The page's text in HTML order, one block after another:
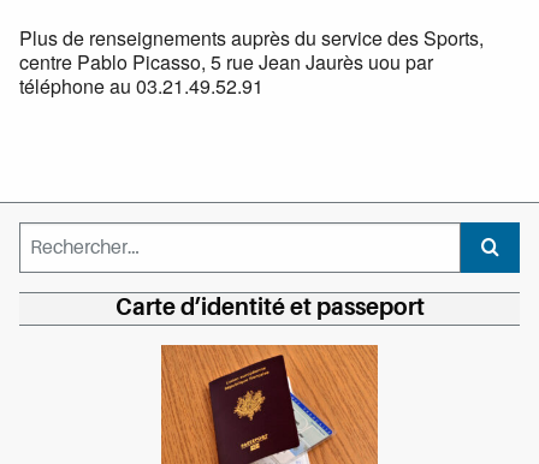
Plus de renseignements auprès du service des Sports,
centre Pablo Picasso, 5 rue Jean Jaurès uou par
téléphone au 03.21.49.52.91
Rechercher :
Carte d’identité et passeport